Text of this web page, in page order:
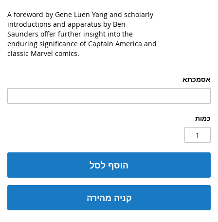
אסמכתא
כמות
הוסף לסל
קניה מהירה
A foreword by Gene Luen Yang and scholarly
introductions and apparatus by Ben
Saunders offer further insight into the
enduring significance of Captain America and
classic Marvel comics.